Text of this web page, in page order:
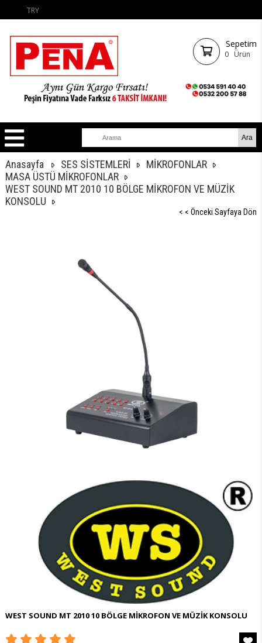
TRY
Sepetim
0 Ürün
Anasayfa SES SİSTEMLERİ
MİKROFONLAR
MASA ÜSTÜ MİKROFONLAR
WEST SOUND MT 2010 10 BÖLGE MİKROFON VE MÜZİK
KONSOLU
< < Önceki Sayfaya Dön
WEST SOUND MT 2010 10 BÖLGE MİKROFON VE MÜZİK KONSOLU